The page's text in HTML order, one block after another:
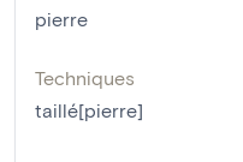
pierre
Techniques
taillé[pierre]